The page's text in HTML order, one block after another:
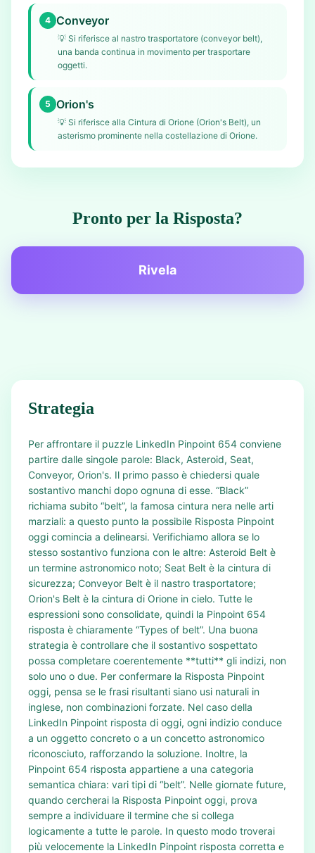
4 Conveyor
💡 Si riferisce al nastro trasportatore (conveyor belt),
una banda continua in movimento per trasportare
oggetti.
5 Orion's
💡 Si riferisce alla Cintura di Orione (Orion's Belt), un
asterismo prominente nella costellazione di Orione.
Pronto per la Risposta?
Rivela
Strategia
Per affrontare il puzzle LinkedIn Pinpoint 654 conviene
partire dalle singole parole: Black, Asteroid, Seat,
Conveyor, Orion's. Il primo passo è chiedersi quale
sostantivo manchi dopo ognuna di esse. “Black”
richiama subito “belt”, la famosa cintura nera nelle arti
marziali: a questo punto la possibile Risposta Pinpoint
oggi comincia a delinearsi. Verifichiamo allora se lo
stesso sostantivo funziona con le altre: Asteroid Belt è
un termine astronomico noto; Seat Belt è la cintura di
sicurezza; Conveyor Belt è il nastro trasportatore;
Orion's Belt è la cintura di Orione in cielo. Tutte le
espressioni sono consolidate, quindi la Pinpoint 654
risposta è chiaramente “Types of belt”. Una buona
strategia è controllare che il sostantivo sospettato
possa completare coerentemente **tutti** gli indizi, non
solo uno o due. Per confermare la Risposta Pinpoint
oggi, pensa se le frasi risultanti siano usi naturali in
inglese, non combinazioni forzate. Nel caso della
LinkedIn Pinpoint risposta di oggi, ogni indizio conduce
a un oggetto concreto o a un concetto astronomico
riconosciuto, rafforzando la soluzione. Inoltre, la
Pinpoint 654 risposta appartiene a una categoria
semantica chiara: vari tipi di “belt”. Nelle giornate future,
quando cercherai la Risposta Pinpoint oggi, prova
sempre a individuare il termine che si collega
logicamente a tutte le parole. In questo modo troverai
più velocemente la LinkedIn Pinpoint risposta corretta e